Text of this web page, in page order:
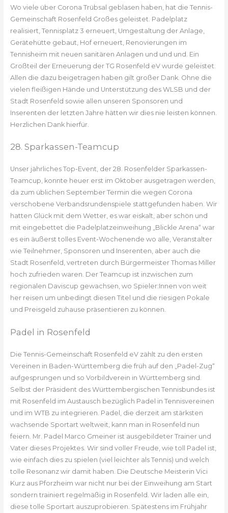
Wo viele über Corona Trübsal geblasen haben, hat die Tennis-
Gemeinschaft Rosenfeld Großes geleistet. Padelplatz
realisiert, Tennisplatz 3 erneuert, Umgestaltung der Anlage,
Gerätehütte gebaut, Hof erneuert, Renovierungen im
Tennisheim mit neuen sanitären Anlagen und und und. Ein
Großteil der Erneuerung der TG Rosenfeld eV wurde geleistet.
Allen die dazu beigetragen haben gilt großer Dank. Ohne die
vielen fleißigen Hände und Unterstützung des WLSB und der
Stadt Rosenfeld sowie allen unseren Sponsoren und
Inserenten der letzten Jahre hätten wir dies nie leisten können.
Herzlichen Dank hierfür.
28. Sparkassen-Teamcup
Unser jährliches Top-Event, der 28. Rosenfelder Sparkassen-
Teamcup, konnte heuer erst im Oktober ausgetragen werden,
da zum üblichen September Termin die wegen Corona
verschobene Verbandsrundenspiele stattgefunden haben. Wir
hatten Glück mit dem Wetter, es war eiskalt, aber schön und
mit eingebettet die Padelplatzeinweihung „Blickle Arena“ war
es ein äußerst tolles Event-Wochenende wo alle, Veranstalter
wie Teilnehmer, Sponsoren und Inserenten, aber auch die
Stadt Rosenfeld, vertreten durch Bürgermeister Thomas Miller
hoch zufrieden waren. Der Teamcup ist inzwischen zum
regionalen Daviscup gewachsen, wo Spieler:Innen von weit
her reisen um unbedingt diesen Titel und die riesigen Pokale
und Preisgeld zuhause präsentieren zu können.
Padel in Rosenfeld
Die Tennis-Gemeinschaft Rosenfeld eV zählt zu den ersten
Vereinen in Baden-Württemberg die früh auf den „Padel-Zug“
aufgesprungen und so Vorbildverein in Württemberg sind.
Selbst der Präsident des Württembergischen Tennisbundes ist
mit Rosenfeld im Austausch bezüglich Padel in Tennisvereinen
und im WTB zu integrieren. Padel, die derzeit am stärksten
wachsende Sportart weltweit, kann man in Rosenfeld nun
feiern. Mr. Padel Marco Gmeiner ist ausgebildeter Trainer und
Vater dieses Projektes. Wir sind voller Freude, wie toll Padel ist,
wie einfach dies zu spielen (viel leichter als Tennis) und welch
tolle Resonanz wir damit haben. Die Deutsche Meisterin Vici
Kurz aus Pforzheim war nicht nur bei der Einweihung am Start
sondern trainiert regelmäßig in Rosenfeld. Wir laden alle ein,
diese tolle Sportart auszuprobieren. Spätestens im Frühjahr